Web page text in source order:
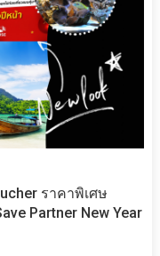
ราคาพิเศษ
Partner New Year